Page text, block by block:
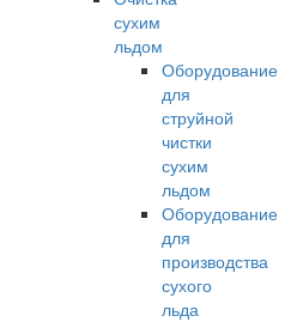
сухим
льдом
Оборудование
для
струйной
чистки
сухим
льдом
Оборудование
для
производства
сухого
льда